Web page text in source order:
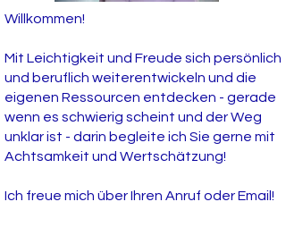
Willkommen!
Mit Leichtigkeit und Freude sich persönlich
und beruflich weiterentwickeln und die
eigenen Ressourcen entdecken - gerade
wenn es schwierig scheint und der Weg
unklar ist - darin begleite ich Sie gerne mit
Achtsamkeit und Wertschätzung!
Ich freue mich über Ihren Anruf oder Email!